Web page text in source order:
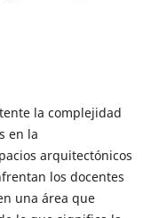
la complejidad
en la
arquitectónicos
los docentes
una área que